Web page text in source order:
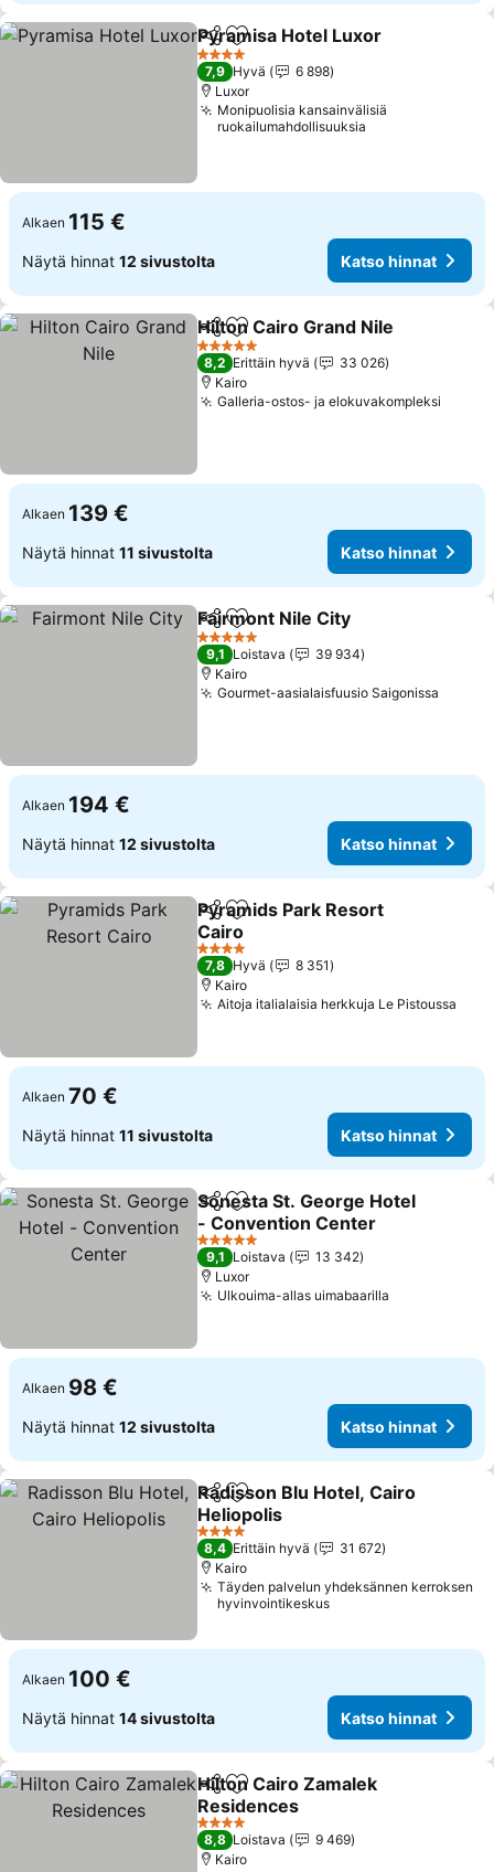
Jaa Lisää suosikkeihin
Pyramisa Hotel Luxor
4 Tähtiluokitus
7,9 Hyvä
6 898
Luxor
Monipuolisia kansainvälisiä
ruokailumahdollisuuksia
Alkaen 115 €
Näytä hinnat 12 sivustolta Katso hinnat
Jaa Lisää suosikkeihin
Hilton Cairo Grand Nile
5 Tähtiluokitus
8,2 Erittäin hyvä
33 026
Kairo
Galleria-ostos- ja elokuvakompleksi
Alkaen 139 €
Näytä hinnat 11 sivustolta Katso hinnat
Jaa Lisää suosikkeihin
Fairmont Nile City
5 Tähtiluokitus
9,1 Loistava
39 934
Kairo
Gourmet-aasialaisfuusio Saigonissa
Alkaen 194 €
Näytä hinnat 12 sivustolta Katso hinnat
Jaa Lisää suosikkeihin
Pyramids Park Resort
Cairo
Katso hinnat
4 Tähtiluokitus
7,8 Hyvä
8 351
Kairo
Aitoja italialaisia herkkuja Le Pistoussa
Alkaen 70 €
Näytä hinnat 11 sivustolta Katso hinnat
Jaa Lisää suosikkeihin
Sonesta St. George Hotel
- Convention Center
Katso hinnat
5 Tähtiluokitus
9,1 Loistava
13 342
Luxor
Ulkouima-allas uimabaarilla
Alkaen 98 €
Näytä hinnat 12 sivustolta Katso hinnat
Jaa Lisää suosikkeihin
Radisson Blu Hotel, Cairo
Heliopolis
Katso hinnat
4 Tähtiluokitus
8,4 Erittäin hyvä
31 672
Kairo
Täyden palvelun yhdeksännen kerroksen
hyvinvointikeskus
Alkaen 100 €
Näytä hinnat 14 sivustolta Katso hinnat
Jaa Lisää suosikkeihin
Hilton Cairo Zamalek
Residences
Katso hinnat
4 Tähtiluokitus
8,8 Loistava
9 469
Kairo